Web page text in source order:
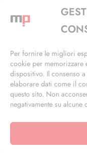
Per fornire le migliori
cookie per memorizzare
dispositivo. Il consenso
elaborare dati come il
questo sito. Non
negativamente su
Via Alfieri, 27 -
+39 02 4846